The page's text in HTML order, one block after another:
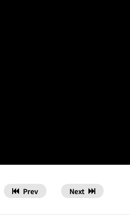
Prev Next